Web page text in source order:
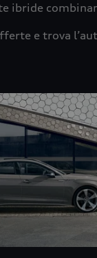
ibride
e trova